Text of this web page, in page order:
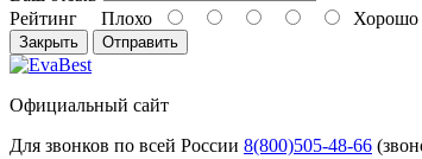
Рейтинг Плохо Хорошо
Закрыть Отправить
Официальный сайт
Для звонков по всей России 8(800)505-48-66